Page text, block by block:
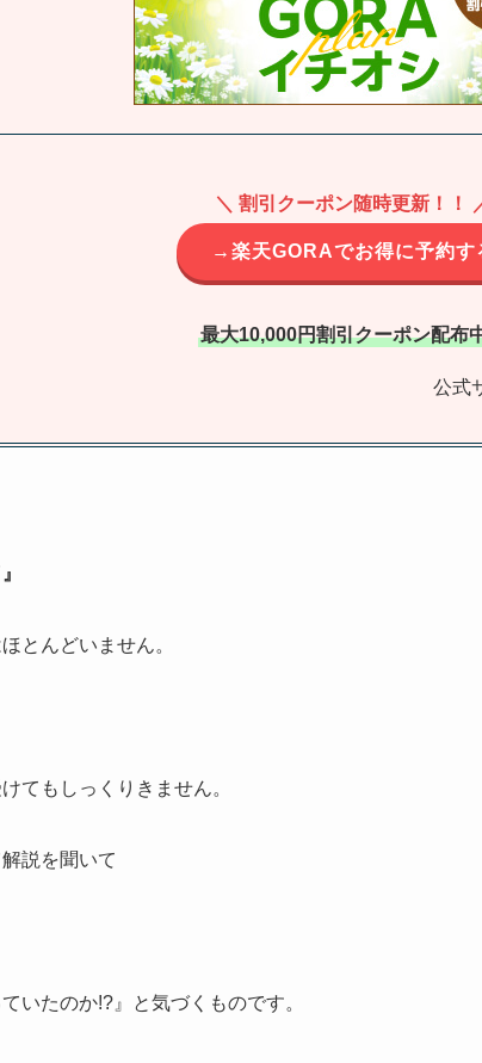
＼ 割引クーポン随時更新！！
→楽天GORAでお得に予約す
最大10,000円割引クーポン配布
公式
とんどいません。
てもしっくりきません。
説を聞いて
ていたのか!?』と気づくものです。